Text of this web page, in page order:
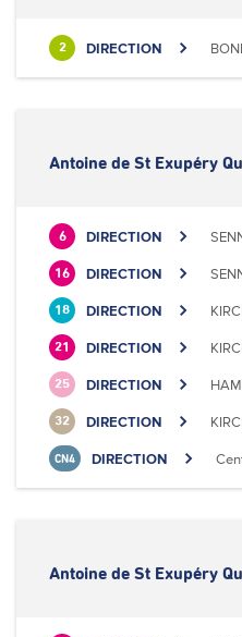
2 DIRECTION
Antoine de St Exupéry
6 DIRECTION
16 DIRECTION
18 DIRECTION
21 DIRECTION
25 DIRECTION
32 DIRECTION
CN4 DIRECTION
Antoine de St Exupéry